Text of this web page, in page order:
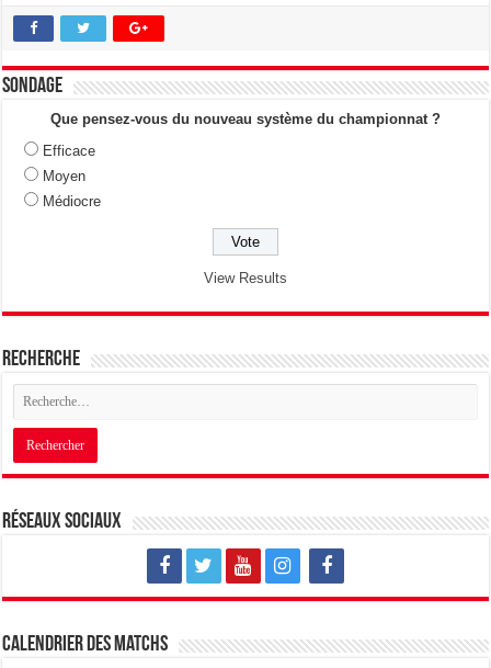
Sondage
Que pensez-vous du nouveau système du championnat ?
Efficace
Moyen
Médiocre
View Results
Recherche
Réseaux sociaux
Calendrier des matchs